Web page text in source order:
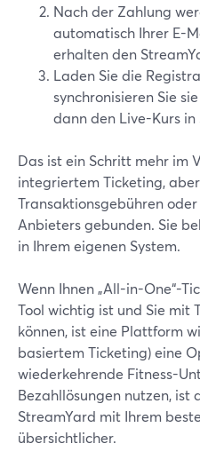
Nach der Zahlung
automatisch Ihrer E-
erhalten den
Laden Sie die
synchronisieren Sie
dann den Live-Kurs
Das ist ein Schritt mehr im
integriertem Ticketing,
Transaktionsgebühren
Anbieters gebunden. Sie
in Ihrem eigenen System.
Wenn Ihnen „All-in-One“-
Tool wichtig ist und Sie mit
können, ist eine Plattform
basiertem Ticketing) eine
wiederkehrende Fitness-
Bezahllösungen nutzen, ist
StreamYard mit Ihrem
übersichtlicher.